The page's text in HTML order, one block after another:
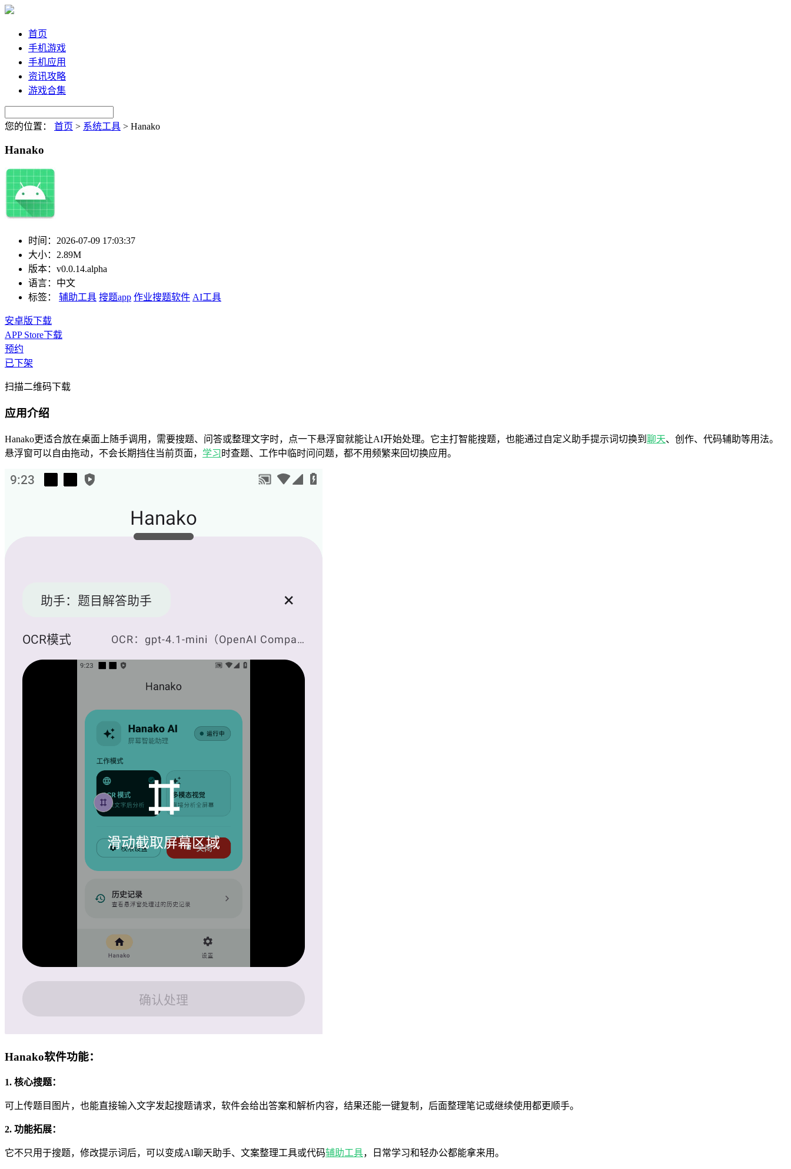
首页
手机游戏
手机应用
资讯攻略
游戏合集
您的位置： 首页 > 系统工具 > Hanako
Hanako
时间： 2026-07-09 17:03:37
大小： 2.89M
版本： v0.0.14.alpha
语言： 中文
标签：
辅助工具 搜题app 作业搜题软件 AI工具
安卓版下载
APP Store下载
预约
已下架
扫描二维码下载
应用介绍
Hanako更适合放在桌面上随手调用，需要搜题、问答或整理文字时，点一下悬浮窗就能让AI开始处理。它主打智能搜题，也能通过自定义助手提示词切换到 聊天、创作、代码辅助等用法。
悬浮窗可以自由拖动，不会长期挡住当前页面， 学习时查题、工作中临时问问题，都不用频繁来回切换应用。
Hanako软件功能：
1. 核心搜题：
可上传题目图片，也能直接输入文字发起搜题请求，软件会给出答案和解析内容，结果还能一键复制，后面整理笔记或继续使用都更顺手。
2. 功能拓展：
它不只用于搜题，修改提示词后，可以变成AI聊天助手、文案整理工具或代码辅助工具，日常学习和轻办公都能拿来用。